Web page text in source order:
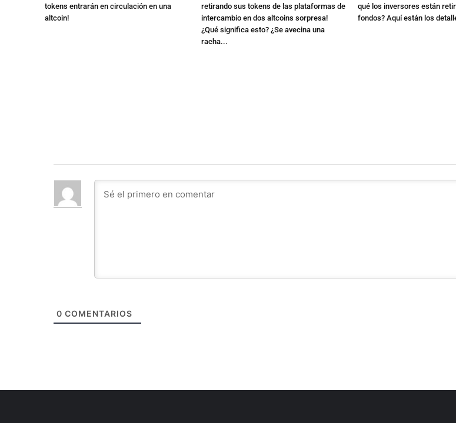
tokens entrarán en circulación en una
altcoin!
retirando sus tokens de las plataformas de
intercambio en dos altcoins sorpresa!
¿Qué significa esto? ¿Se avecina una
racha...
qué los inversores están
fondos? Aquí están los
0 COMENTARIOS